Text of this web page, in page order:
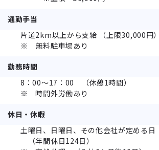
通勤手当
片道2km以上から支給 （上限30,000円）
※ 無料駐車場あり
勤務時間
8：00～17：00 （休憩1時間）
※ 時間外労働あり
休日・休暇
土曜日、日曜日、その他会社が定める日
（年間休日124日）